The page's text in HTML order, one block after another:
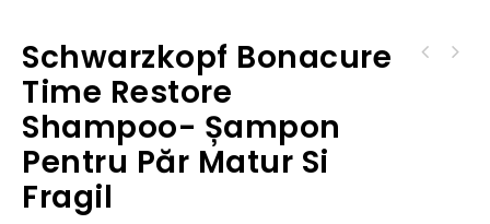
Schwarzkopf Bonacure
Time Restore
Shampoo- Șampon
Pentru Păr Matur Si
Fragil